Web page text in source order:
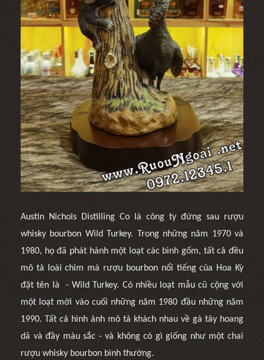
Austin Nichols Distilling Co là công ty đứng sau rượu
whisky bourbon Wild Turkey. Trong những năm 1970 và
1980, họ đã phát hành một loạt các bình gốm, tất cả đều
mô tả loài chim mà rượu bourbon nổi tiếng của Hoa Kỳ
đặt tên là - Wild Turkey. Có nhiều loạt mẫu cũ cộng với
một loạt mới vào cuối những năm 1980 đầu những năm
1990. Tất cả hình ảnh mô tả khách nhau về gà tây hoang
dã và đầy màu sắc - và không có gì giống như một chai
rượu whisky bourbon bình thường.